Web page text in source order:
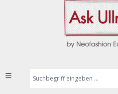
Suchbegriff eingeben ...